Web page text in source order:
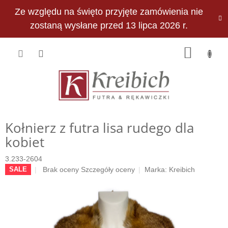
Ze względu na święto przyjęte zamówienia nie
zostaną wysłane przed 13 lipca 2026 r.
PLN
Kołnierz z futra lisa rudego dla
kobiet
3.233-2604
SALE
Średnia
Brak oceny Szczegóły oceny Marka: Kreibich